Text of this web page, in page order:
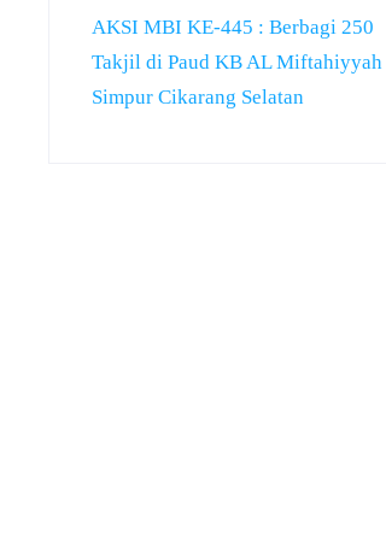
AKSI MBI KE-445 : Berbagi 250
Takjil di Paud KB AL Miftahiyyah
Simpur Cikarang Selatan